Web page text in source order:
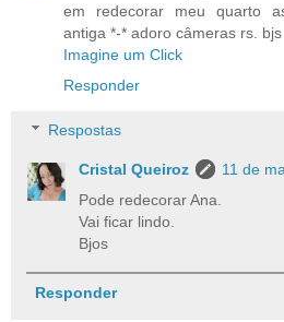
em redecorar meu quarto
antiga *-* adoro câmeras rs. bjs
Imagine um Click
Responder
Respostas
Cristal Queiroz
11 de
Pode redecorar Ana.
Vai ficar lindo.
Bjos
Responder